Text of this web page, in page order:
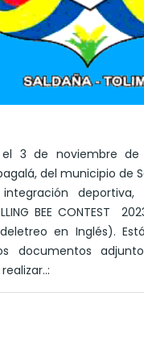
3 de noviembre de
del municipio de
deportiva,
BEE CONTEST
en Inglés).
documentos